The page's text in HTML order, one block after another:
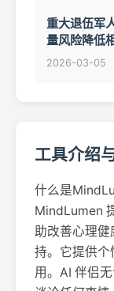
重大退伍军
量风险降低
2026-03-05
工具介绍
什么是
MindLumen
助改善心理健
持。它提供个
用。AI 伴侣